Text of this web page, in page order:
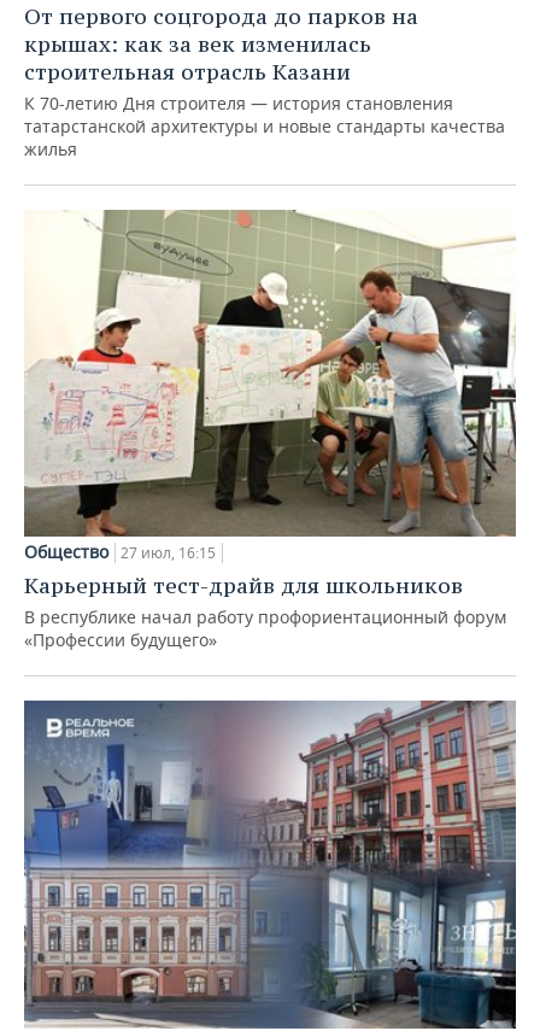
От первого соцгорода до парков на
крышах: как за век изменилась
строительная отрасль Казани
К 70-летию Дня строителя — история становления
татарстанской архитектуры и новые стандарты качества
жилья
Общество 27 июл, 16:15
Карьерный тест-драйв для школьников
В республике начал работу профориентационный форум
«Профессии будущего»